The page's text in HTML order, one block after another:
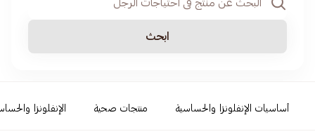
ابحث
أساسيات الإنفلونزا والحساسية منتجات صحية الإنفلونزا